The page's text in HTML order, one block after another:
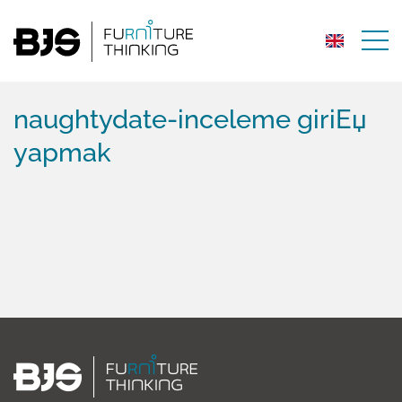
naughtydate-inceleme giriЕџ
yapmak